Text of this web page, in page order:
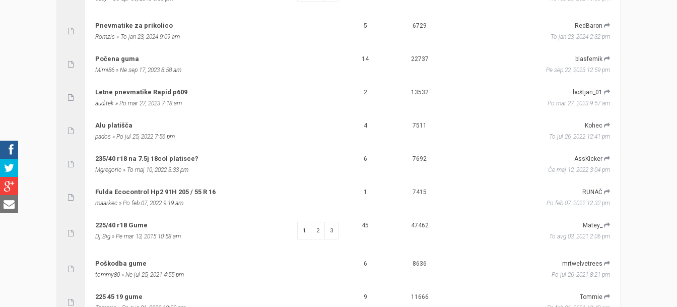
Pnevmatike za prikolico
Romzis » To jan 23, 2024 9:09 am
5 6729
RedBaron
To jan 23, 2024 2:32 pm
Počena guma
Mimi86 » Ne sep 17, 2023 8:58 am
14 22737
blasfemik
Pe sep 22, 2023 12:59 pm
Letne pnevmatike Rapid p609
auditek » Po mar 27, 2023 7:18 am
2 13532
boštjan_01
Po mar 27, 2023 9:57 am
Alu platišča
pados » Po jul 25, 2022 7:56 pm
4 7511
Kohec
To jul 26, 2022 12:41 pm
235/40 r18 na 7.5j 18col platisce?
Mgregoric » To maj 10, 2022 3:33 pm
6 7692
AssKicker
Če maj 12, 2022 3:04 pm
Fulda Ecocontrol Hp2 91H 205 / 55 R 16
maarkec » Po feb 07, 2022 9:19 am
1 7415
RUNAČ
Po feb 07, 2022 12:32 pm
1 2 3
225/40 r18 Gume
Dj Big » Pe mar 13, 2015 10:58 am
45 47462
Matey_
To avg 03, 2021 2:06 pm
Poškodba gume
tommy80 » Ne jul 25, 2021 4:55 pm
6 8636
mrtwelvetrees
Po jul 26, 2021 8:21 pm
225 45 19 gume 9 11666
Tommie